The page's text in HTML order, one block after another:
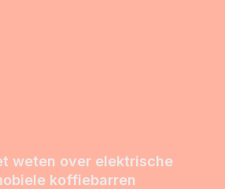
weten over elektrische
koffiebarren